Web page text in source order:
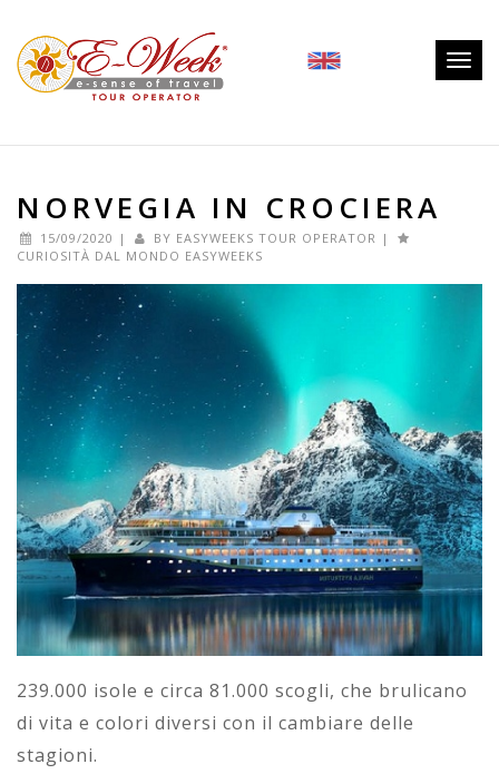
NORVEGIA IN CROCIERA
15/09/2020 | BY EASYWEEKS TOUR OPERATOR |
CURIOSITÀ DAL MONDO EASYWEEKS
239.000 isole e circa 81.000 scogli, che brulicano
di vita e colori diversi con il cambiare delle
stagioni.